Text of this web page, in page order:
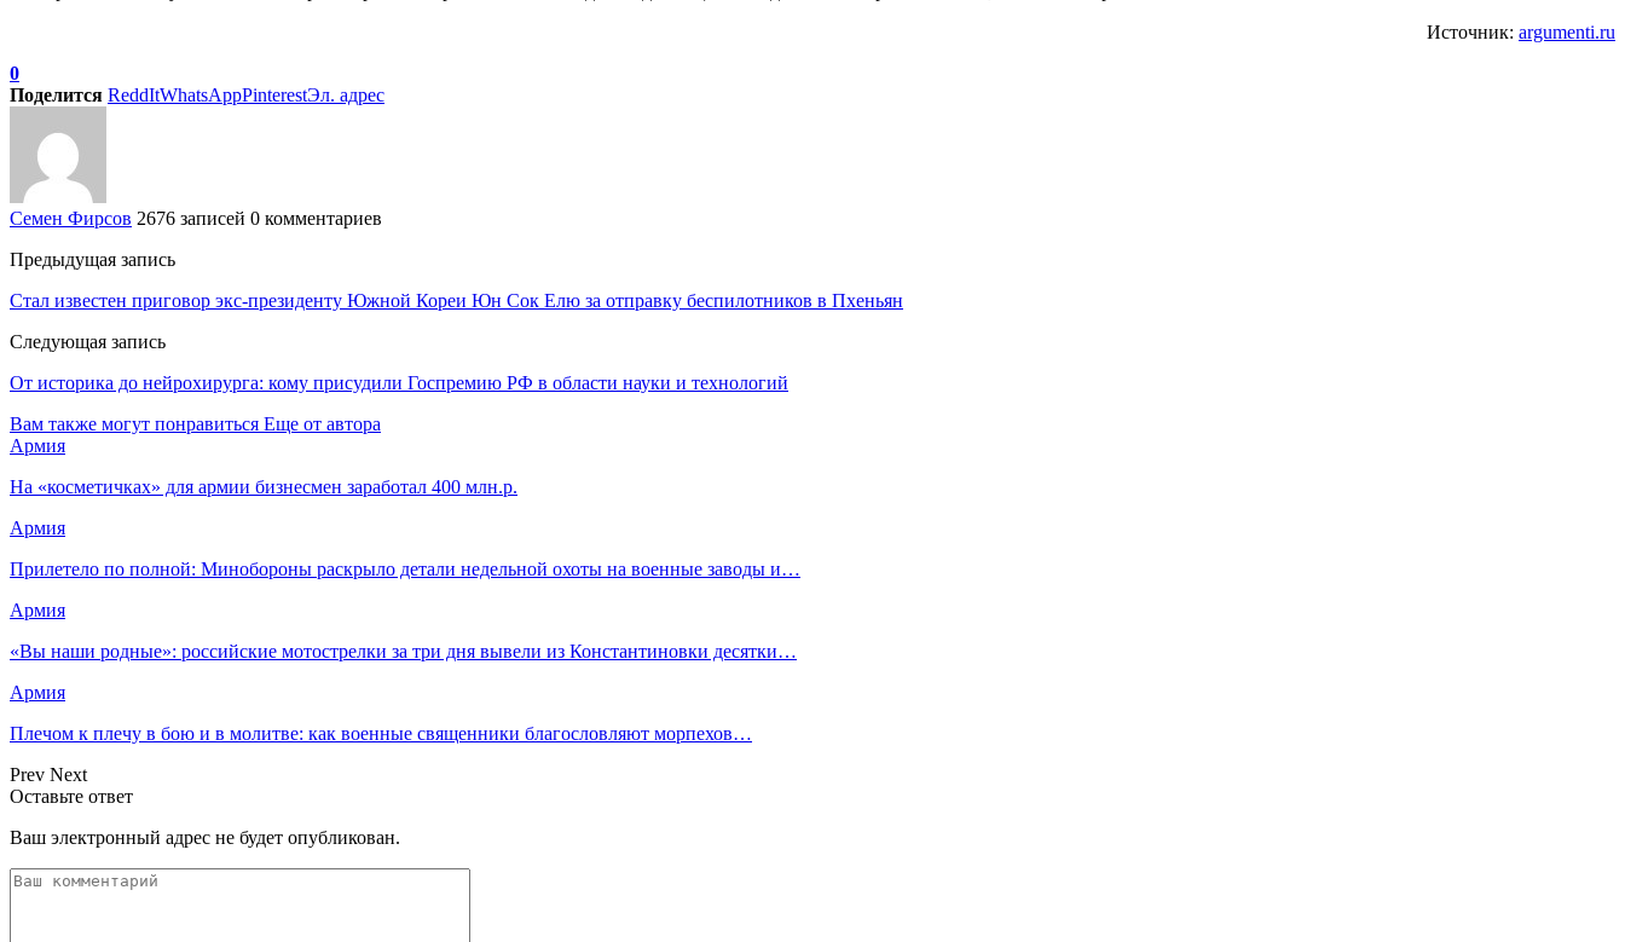
Источник: argumenti.ru
0
Поделится ReddItWhatsAppPinterestЭл. адрес
Семен Фирсов 2676 записей 0 комментариев
Предыдущая запись
Стал известен приговор экс-президенту Южной Кореи Юн Сок Елю за отправку беспилотников в Пхеньян
Следующая запись
От историка до нейрохирурга: кому присудили Госпремию РФ в области науки и технологий
Вам также могут понравиться Еще от автора
Армия
На «косметичках» для армии бизнесмен заработал 400 млн.р.
Армия
Прилетело по полной: Минобороны раскрыло детали недельной охоты на военные заводы и…
Армия
«Вы наши родные»: российские мотострелки за три дня вывели из Константиновки десятки…
Армия
Плечом к плечу в бою и в молитве: как военные священники благословляют морпехов…
Prev Next
Оставьте ответ
Ваш электронный адрес не будет опубликован.